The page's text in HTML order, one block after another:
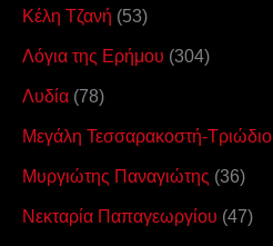
Κέλη Τζανή (53)
Λόγια της Ερήμου (304)
Λυδία (78)
Μεγάλη Τεσσαρακοστή-Τριώδιο
Μυργιώτης Παναγιώτης (36)
Νεκταρία Παπαγεωργίου (47)